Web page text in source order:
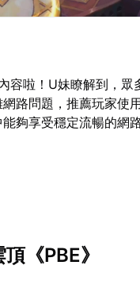
容啦！U妹瞭解到，眾
路問題，推薦玩家使
夠享受穩定流暢的網
《PBE》